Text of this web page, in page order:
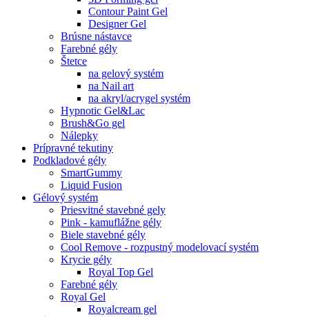
Contour Paint Gel
Designer Gel
Brúsne nástavce
Farebné gély
Štetce
na gelový systém
na Nail art
na akryl/acrygel systém
Hypnotic Gel&Lac
Brush&Go gel
Nálepky
Prípravné tekutiny
Podkladové gély
SmartGummy
Liquid Fusion
Gélový systém
Priesvitné stavebné gely
Pink - kamuflážne gély
Biele stavebné gély
Cool Remove - rozpustný modelovací systém
Krycie gély
Royal Top Gel
Farebné gély
Royal Gel
Royalcream gel